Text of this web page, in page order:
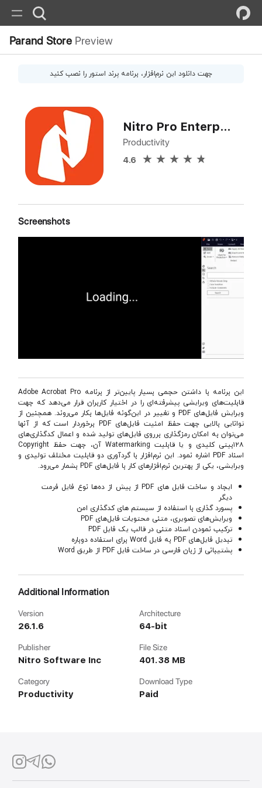
Parand Store Preview
جهت دانلود این نرم‌افزار، برنامه پرند استور را نصب کنید
Nitro Pro Enterprise
Productivity
4.6
Screenshots
این برنامه با داشتن حجمی بسیار پایین‌تر از برنامه Adobe Acrobat Pro
قابلیت‌های ویرایشی پیشرفته‌ای را در اختیار كاربران قرار می‌دهد كه جهت
ویرایش فایل‌های PDF و تغییر در این‌گونه فایل‌ها بكار می‌روند. همچنین از
توانایی بالایی جهت حفظ امنیت فایل‌های PDF برخوردار است كه از آنها
می‌توان به امكان رمزگذاری برروی فایل‌های تولید شده و اعمال كد‌گذاری‌های
۱۲۸بیتی كلیدی و یا قابلیت Watermarking آن، جهت حفظ Copyright
اسناد PDF اشاره نمود. این نرم‌افزار با گردآوری دو قابلیت مختلف تولیدی و
ویرایشی، یكی از بهترین نرم‌افزارهای كار با فایل‌های PDF بشمار می‌رود.
ایجاد و ساخت فایل های PDF از بیش از ده‌ها نوع فایل فرمت
دیگر
پسورد گذاری با استفاده از سیستم های کدگذاری امن
ویرایش‌های تصویری، متنی محتویات فایل‌های PDF
ترکیب نمودن اسناد متنی در قالب یک فایل PDF
تبدیل فایل‌های PDF به فایل Word برای استفاده دوباره
پشتیبانی از زبان فارسی در ساخت فایل PDF از طریق Word
Additional Information
Version
26.1.6
Architecture
64-bit
Publisher
Nitro Software Inc
File Size
401.38 MB
Category
Productivity
Download Type
Paid